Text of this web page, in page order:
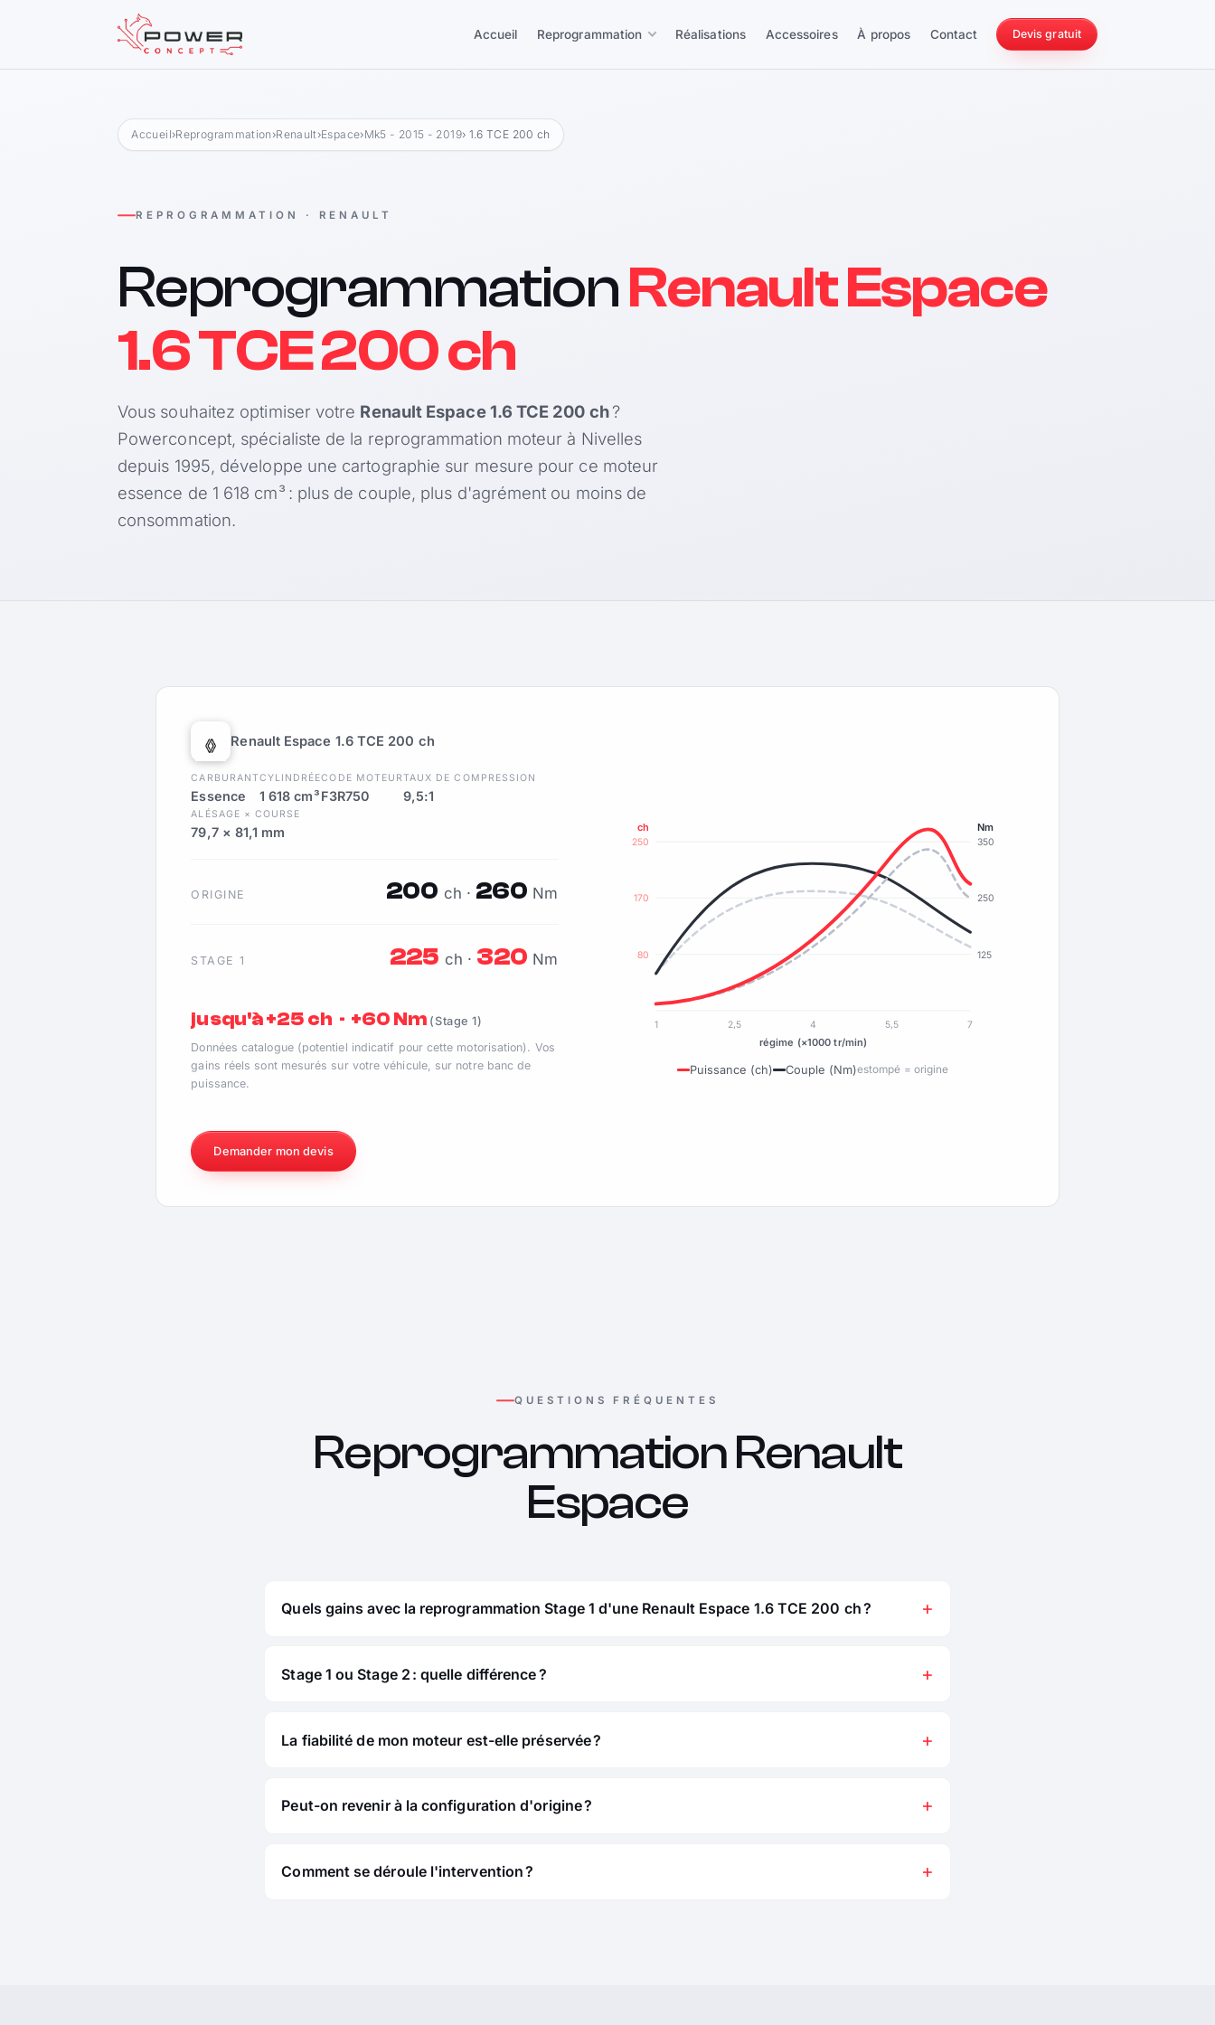
Accueil Reprogrammation Réalisations Accessoires À propos Contact Devis gratuit
228 Nm
Accueil›Reprogrammation ›Renault›Espace›Mk5 - 2015 - 2019› 1.6 TCE 200 ch
REPROGRAMMATION · RENAULT
ReprogrammationRenault Espace
1.6 TCE 200 ch
Vous souhaitez optimiser votre Renault Espace 1.6 TCE 200 ch?
Powerconcept, spécialiste de la reprogrammation moteur à Nivelles
depuis 1995, développe une cartographie sur mesure pour ce moteur
essence de 1 618 cm³ : plus de couple, plus d'agrément ou moins de
consommation.
Renault Espace 1.6 TCE 200 ch
CARBURANT
Essence
CYLINDRÉE
1 618 cm³
CODE MOTEUR
F3R750
TAUX DE COMPRESSION
9,5:1
ALÉSAGE × COURSE
79,7 × 81,1 mm
ORIGINE 200 ch · 260 Nm
STAGE 1 225 ch · 320 Nm
jusqu'à +25 ch · +60 Nm (Stage 1)
Données catalogue (potentiel indicatif pour cette motorisation). Vos
gains réels sont mesurés sur votre véhicule, sur notre banc de
puissance.
80
170
250
125
250
350
ch Nm
1 2,5 4 5,5 7
régime (×1000 tr/min)
Puissance (ch) Couple (Nm)estompé = origine
Demander mon devis
QUESTIONS FRÉQUENTES
Reprogrammation Renault
Espace
Quels gains avec la reprogrammation Stage 1 d'une Renault Espace 1.6 TCE 200 ch ?
Stage 1 ou Stage 2 : quelle différence ?
La fiabilité de mon moteur est-elle préservée ?
Peut-on revenir à la configuration d'origine ?
Comment se déroule l'intervention ?